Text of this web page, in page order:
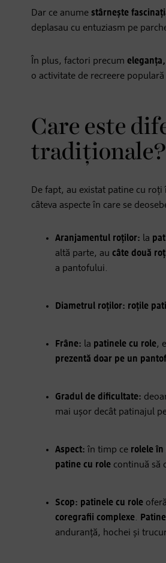
Dar ce anume stârnește
deplasau cu entuziasm pe
În plus, factori precum
o activitate de recreere
Care este
tradiționale?
De fapt, au existat patine cu
câteva aspecte în care se
Aranjamentul roților: la
altă parte, au câte două
a pantofului.
Diametrul roților: roțile
Frâne: la patinele cu role,
prezentă doar pe un pantof
Gradul de dificultate:
mai ușor decât patinajul
Aspect: în timp ce rolele în
patine cu role continuă să
Scop: patinele cu role
coregrafii complexe.
anduranță, hochei și